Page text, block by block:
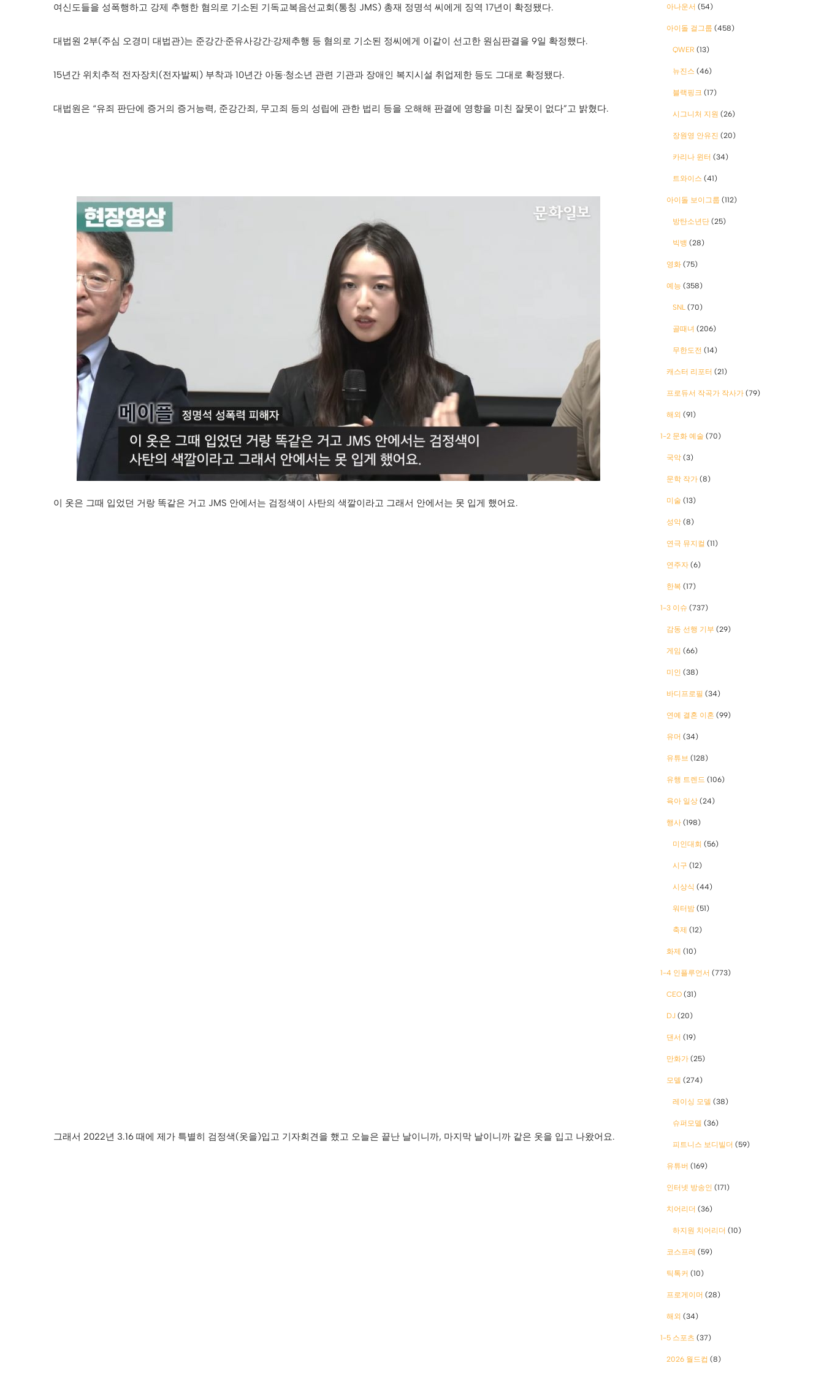
여신도들을 성폭행하고 강제 추행한 혐의로 기소된 기독교복음선교회(통칭 JMS) 총재 정명석 씨에게 징역 17년이 확정됐다.
대법원 2부(주심 오경미 대법관)는 준강간·준유사강간·강제추행 등 혐의로 기소된 정씨에게 이같이 선고한 원심판결을 9일 확정했다.
15년간 위치추적 전자장치(전자발찌) 부착과 10년간 아동·청소년 관련 기관과 장애인 복지시설 취업제한 등도 그대로 확정됐다.
대법원은 “유죄 판단에 증거의 증거능력, 준강간죄, 무고죄 등의 성립에 관한 법리 등을 오해해 판결에 영향을 미친 잘못이 없다”고 밝혔다.
이 옷은 그때 입었던 거랑 똑같은 거고 JMS 안에서는 검정색이 사탄의 색깔이라고 그래서 안에서는 못 입게 했어요.
그래서 2022년 3.16 때에 제가 특별히 검정색(옷을)입고 기자회견을 했고 오늘은 끝난 날이니까, 마지막 날이니까 같은 옷을 입고 나왔어요.
아나운서 (54)
아이돌 걸그룹 (458)
QWER (13)
뉴진스 (46)
블랙핑크 (17)
시그니처 지원 (26)
장원영 안유진 (20)
카리나 윈터 (34)
트와이스 (41)
아이돌 보이그룹 (112)
방탄소년단 (25)
빅뱅 (28)
영화 (75)
예능 (358)
SNL (70)
골때녀 (206)
무한도전 (14)
캐스터 리포터 (21)
프로듀서 작곡가 작사가 (79)
해외 (91)
1-2 문화 예술 (70)
국악 (3)
문학 작가 (8)
미술 (13)
성악 (8)
연극 뮤지컬 (11)
연주자 (6)
한복 (17)
1-3 이슈 (737)
감동 선행 기부 (29)
게임 (66)
미인 (38)
바디프로필 (34)
연예 결혼 이혼 (99)
유머 (34)
유튜브 (128)
유행 트렌드 (106)
육아 일상 (24)
행사 (198)
미인대회 (56)
시구 (12)
시상식 (44)
워터밤 (51)
축제 (12)
화제 (10)
1-4 인플루언서 (773)
CEO (31)
DJ (20)
댄서 (19)
만화가 (25)
모델 (274)
레이싱 모델 (38)
슈퍼모델 (36)
피트니스 보디빌더 (59)
유튜버 (169)
인터넷 방송인 (171)
치어리더 (36)
하지원 치어리더 (10)
코스프레 (59)
틱톡커 (10)
프로게이머 (28)
해외 (34)
1-5 스포츠 (37)
2026 월드컵 (8)